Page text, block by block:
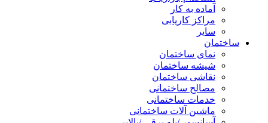
آماده به کار
مراکز کاریابی
سایر
ساختمان
نمای ساختمان
شیشه ساختمان
نقاشی ساختمان
مصالح ساختمانی
خدمات ساختمانی
ماشین آلات ساختمانی